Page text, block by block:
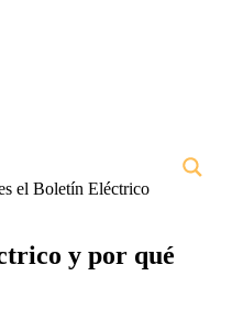
el Boletín Eléctrico
y por qué